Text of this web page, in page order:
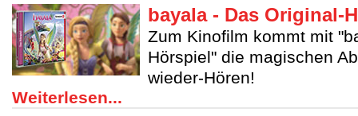
bayala - Das Original-
Zum Kinofilm kommt mit
Hörspiel" die magischen
wieder-Hören!
Weiterlesen...